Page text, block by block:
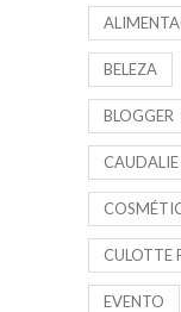
BELEZA
BLOGGER
CAUDALIE
CULOTTE
EVENTO